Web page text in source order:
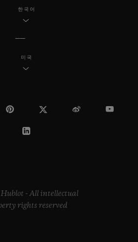
한국어
미국
Hublot - All intellectual
rights reserved